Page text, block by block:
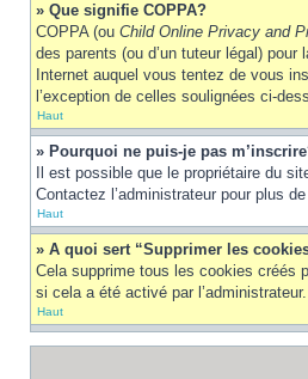
» Que signifie COPPA?
COPPA (ou Child Online Privacy and
des parents (ou d’un tuteur légal)
Internet auquel vous tentez de vous
l’exception de celles soulignées ci-
Haut
» Pourquoi ne puis-je pas
Il est possible que le propriétaire du
Contactez l’administrateur pour plus
Haut
» A quoi sert “Supprimer les
Cela supprime tous les cookies créés
si cela a été activé par
Haut